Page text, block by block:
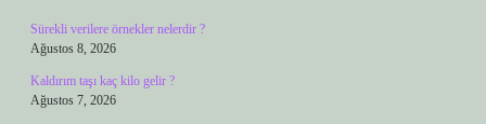
Sürekli verilere örnekler nelerdir ?
Ağustos 8, 2026
Kaldırım taşı kaç kilo gelir ?
Ağustos 7, 2026